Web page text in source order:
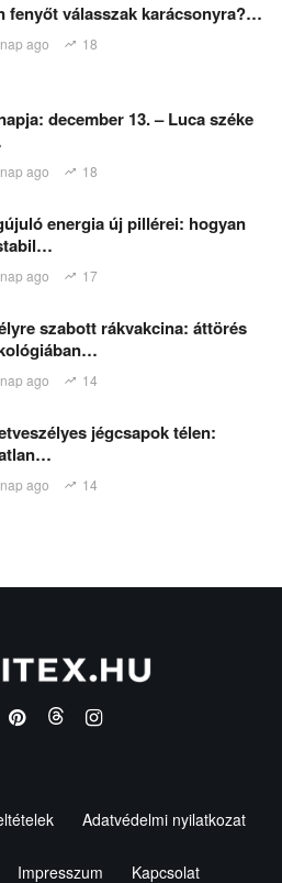
fenyőt válasszak karácsonyra?…
ago 18
december 13. – Luca széke
ago 18
energia új pillérei: hogyan
ago 17
szabott rákvakcina: áttörés
ago 14
jégcsapok télen:
ago 14
Adatvédelmi nyilatkozat
Impresszum Kapcsolat